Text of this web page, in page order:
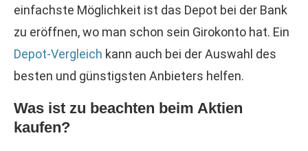
einfachste Möglichkeit ist das Depot bei der Bank
zu eröffnen, wo man schon sein Girokonto hat. Ein
Depot-Vergleich kann auch bei der Auswahl des
besten und günstigsten Anbieters helfen.
Was ist zu beachten beim Aktien
kaufen?